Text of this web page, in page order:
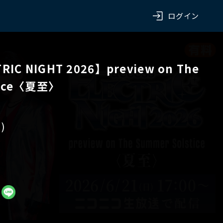
ログイン
NIGHT 2026】preview on The
〈夏至〉